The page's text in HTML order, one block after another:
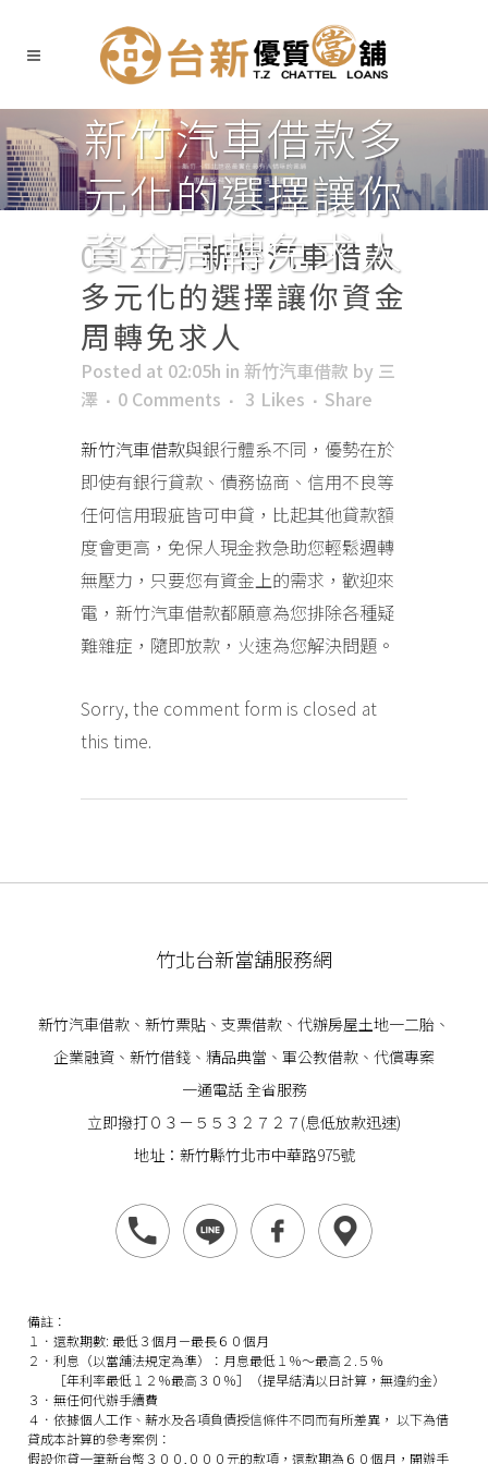
新竹汽車借款多
元化的選擇讓你
資金周轉免求人
03 2 月新竹汽車借款
多元化的選擇讓你資金
周轉免求人
Posted at 02:05h in 新竹汽車借款 by 三
澤
0 Comments 3 Likes
Share
新竹汽車借款與銀行體系不同，優勢在於
即使有銀行貸款、債務協商、信用不良等
任何信用瑕疵皆可申貸，比起其他貸款額
度會更高，免保人現金救急助您輕鬆週轉
無壓力，只要您有資金上的需求，歡迎來
電，新竹汽車借款都願意為您排除各種疑
難雜症，隨即放款，火速為您解決問題。
Sorry, the comment form is closed at
this time.
竹北台新當舖服務網
新竹汽車借款 、 新竹票貼 、支票借款、代辦房屋土地一二胎、
企業融資 、 新竹借錢 、精品典當、軍公教借款、代償專案
一通電話 全省服務
立即撥打０３－５５３２７２７(息低放款迅速)
地址：新竹縣竹北市中華路975號
備註：
１．還款期數: 最低３個月－最長６０個月
２．利息（以當舖法規定為準）：月息最低１％～最高２.５％
［年利率最低１２％最高３０％］（提早結清以日計算，無違約金）
３．無任何代辦手續費
４．依據個人工作、薪水及各項負債授信條件不同而有所差異， 以下為借
貸成本計算的參考案例：
假設你貸一筆新台幣３００,０００元的款項，還款期為６０個月，開辦手